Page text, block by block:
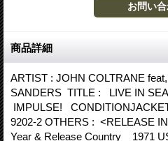
商品詳細
ARTIST : JOHN COLTRANE
SANDERS TITLE : LIVE IN
IMPULSE!
9202-2 OTHERS : <RELEASE
Year & Release Country 1971